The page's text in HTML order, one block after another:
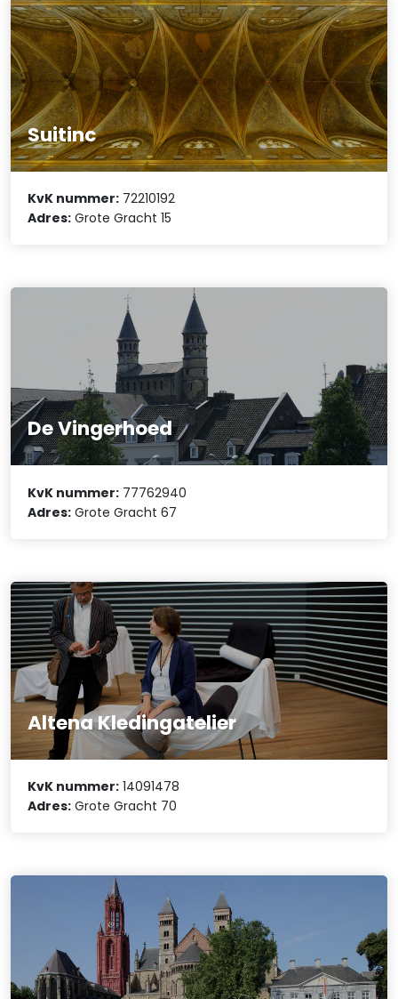
Suitinc
KvK nummer: 72210192
Adres: Grote Gracht 15
De Vingerhoed
KvK nummer: 77762940
Adres: Grote Gracht 67
Altena Kledingatelier
KvK nummer: 14091478
Adres: Grote Gracht 70